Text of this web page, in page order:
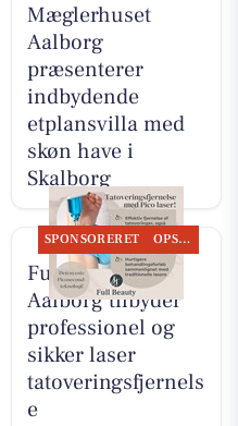
Mæglerhuset
Aalborg
præsenterer
indbydende
etplansvilla med
skøn have i
Skalborg
SPONSORERET OPSLAGSTAVLEN
Full Beauty
Aalborg tilbyder
professionel og
sikker laser
tatoveringsfjernels
e